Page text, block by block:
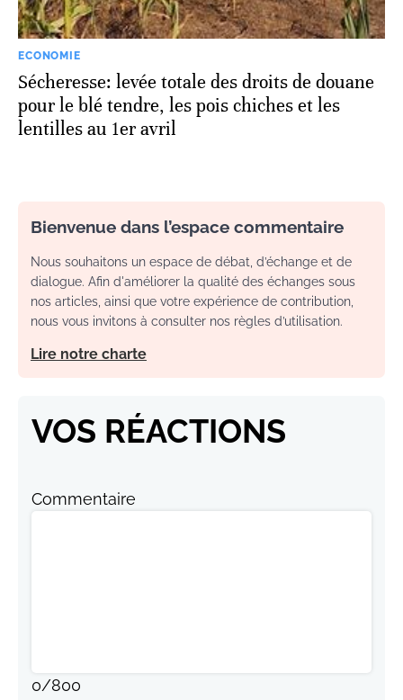
ECONOMIE
Sécheresse: levée totale des droits de douane
pour le blé tendre, les pois chiches et les
lentilles au 1er avril
Bienvenue dans l’espace commentaire
Nous souhaitons un espace de débat, d’échange et de
dialogue. Afin d'améliorer la qualité des échanges sous
nos articles, ainsi que votre expérience de contribution,
nous vous invitons à consulter nos règles d’utilisation.
Lire notre charte
VOS RÉACTIONS
Commentaire
0/800